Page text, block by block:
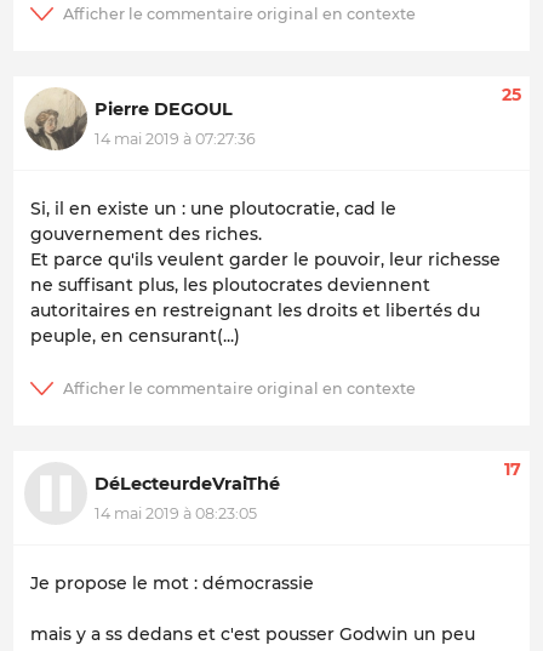
Pierre DEGOUL
14 mai 2019 à 07:27:36
25
Si, il en existe un : une ploutocratie, cad le
gouvernement des riches.
Et parce qu'ils veulent garder le pouvoir, leur richesse
ne suffisant plus, les ploutocrates deviennent
autoritaires en restreignant les droits et libertés du
peuple, en censurant(...)
DéLecteurdeVraiThé
14 mai 2019 à 08:23:05
17
Je propose le mot : démocrassie
mais y a ss dedans et c'est pousser Godwin un peu